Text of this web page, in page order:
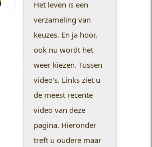
Het leven is een
verzameling van
keuzes. En ja hoor,
ook nu wordt het
weer kiezen. Tussen
video's. Links ziet u
de meest recente
video van deze
pagina. Hieronder
treft u oudere maar